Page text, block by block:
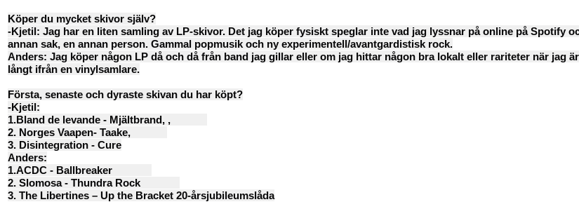
Köper du mycket skivor själv?
-Kjetil: Jag har en liten samling av LP-skivor. Det jag köper fysiskt speglar inte vad jag lyssnar på online på Spotify
annan sak, en annan person. Gammal popmusik och ny experimentell/avantgardistisk rock.
Anders: Jag köper någon LP då och då från band jag gillar eller om jag hittar någon bra lokalt eller rariteter när jag
långt ifrån en vinylsamlare.
Första, senaste och dyraste skivan du har köpt?
-Kjetil:
1.Bland de levande - Mjältbrand, ,
2. Norges Vaapen- Taake,
3. Disintegration - Cure
Anders:
1.ACDC - Ballbreaker
2. Slomosa - Thundra Rock
3. The Libertines – Up the Bracket 20-årsjubileumslåda